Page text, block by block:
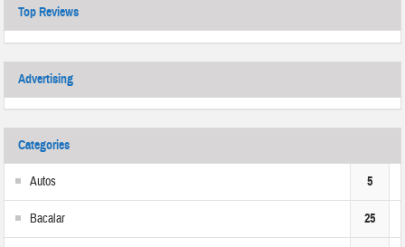
Top Reviews
Advertising
Categories
Autos 5
Bacalar 25